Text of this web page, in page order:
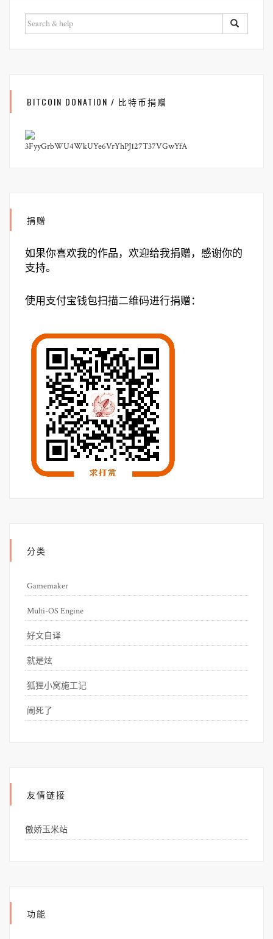
SEARCH
FOR:
BITCOIN DONATION / 比特币捐赠
3FyyGrbWU4WkUYe6VrYhPJ127T37VGwYfA
捐赠
如果你喜欢我的作品，欢迎给我捐赠，感谢你的
支持。
使用支付宝钱包扫描二维码进行捐赠：
分类
Gamemaker
Multi-OS Engine
好文自译
就是炫
狐狸小窝施工记
闹死了
友情链接
傲娇玉米站
功能